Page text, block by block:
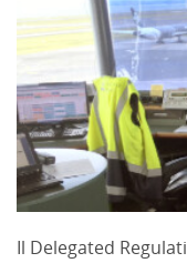
Il Delegated